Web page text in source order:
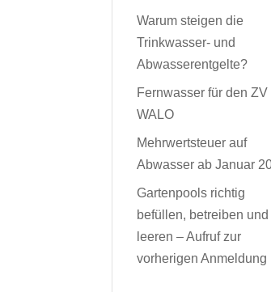
Warum steigen die
Trinkwasser- und
Abwasserentgelte?
Fernwasser für den ZV
WALO
Mehrwertsteuer auf
Abwasser ab Januar
Gartenpools richtig
befüllen, betreiben und
leeren – Aufruf zur
vorherigen Anmeldung